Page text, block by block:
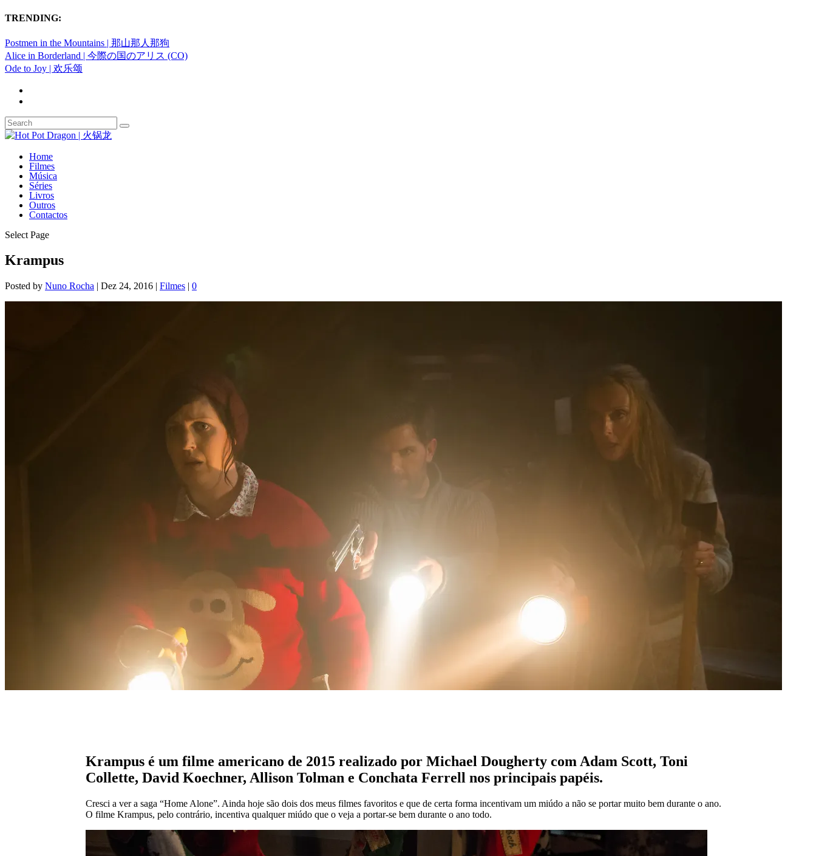
TRENDING:
Postmen in the Mountains | 那山那人那狗
Alice in Borderland | 今際の国のアリス (CO)
Ode to Joy | 欢乐颂
Home
Filmes
Música
Séries
Livros
Outros
Contactos
Select Page
Krampus
Posted by Nuno Rocha | Dez 24, 2016 | Filmes | 0
Krampus é um filme americano de 2015 realizado por Michael Dougherty com Adam Scott, Toni
Collette, David Koechner, Allison Tolman e Conchata Ferrell nos principais papéis.
Cresci a ver a saga “Home Alone”. Ainda hoje são dois dos meus filmes favoritos e que de certa forma incentivam um miúdo a não se portar muito bem durante o ano.
O filme Krampus, pelo contrário, incentiva qualquer miúdo que o veja a portar-se bem durante o ano todo.